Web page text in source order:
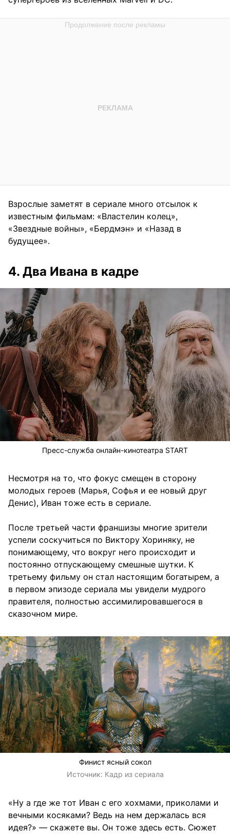
Взрослые заметят в сериале много отсылок к
известным фильмам: «Властелин колец»,
«Звездные войны», «Бердмэн» и «Назад в
будущее».
4. Два Ивана в кадре
Пресс-служба онлайн-кинотеатра START
Несмотря на то, что фокус смещен в сторону
молодых героев (Марья, Софья и ее новый друг
Денис), Иван тоже есть в сериале.
После третьей части франшизы многие зрители
успели соскучиться по Виктору Хориняку, не
понимающему, что вокруг него происходит и
постоянно отпускающему смешные шутки. К
третьему фильму он стал настоящим богатырем, а
в первом эпизоде сериала мы увидели мудрого
правителя, полностью ассимилировавшегося в
сказочном мире.
Финист ясный сокол
Источник: Кадр из сериала
«Ну а где же тот Иван с его хохмами, приколами и
вечными косяками? Ведь на нем держалась вся
идея?» — скажете вы. Он тоже здесь есть. Сюжет